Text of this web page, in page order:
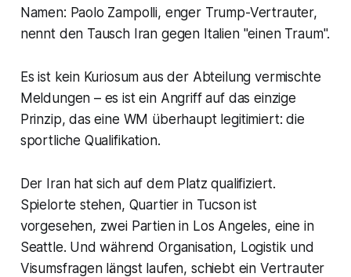
Namen: Paolo Zampolli, enger Trump-Vertrauter,
nennt den Tausch Iran gegen Italien "einen Traum".
Es ist kein Kuriosum aus der Abteilung vermischte
Meldungen – es ist ein Angriff auf das einzige
Prinzip, das eine WM überhaupt legitimiert: die
sportliche Qualifikation.
Der Iran hat sich auf dem Platz qualifiziert.
Spielorte stehen, Quartier in Tucson ist
vorgesehen, zwei Partien in Los Angeles, eine in
Seattle. Und während Organisation, Logistik und
Visumsfragen längst laufen, schiebt ein Vertrauter